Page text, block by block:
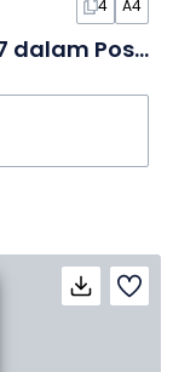
4 A4
Poster Ilustrasi Tahun Ular 2037 dalam Poster